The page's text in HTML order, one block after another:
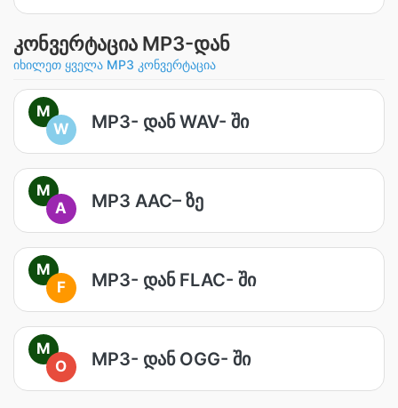
კონვერტაცია MP3-დან
იხილეთ ყველა MP3 კონვერტაცია
M
W
MP3- დან WAV- ში
M
A
MP3 AAC– ზე
M
F
MP3- დან FLAC- ში
M
O
MP3- დან OGG- ში